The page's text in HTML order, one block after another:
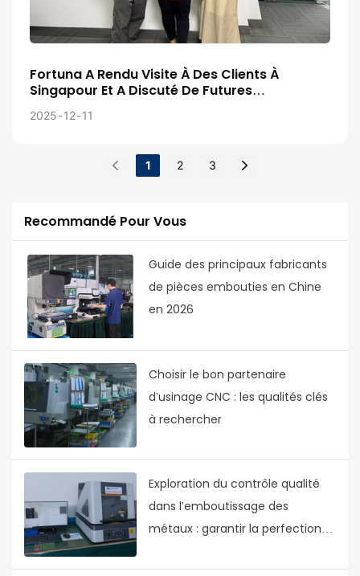
Fortuna A Rendu Visite À Des Clients À
Singapour Et A Discuté De Futures
Collaborations.
2025 12 11
1 2 3
Recommandé Pour Vous
Guide des principaux fabricants
de pièces embouties en Chine
en 2026
Choisir le bon partenaire
d'usinage CNC : les qualités clés
à rechercher
Exploration du contrôle qualité
dans l'emboutissage des
métaux : garantir la perfection